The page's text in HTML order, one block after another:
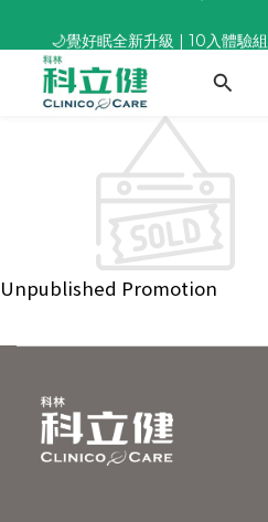
🌙覺好眠全新升級 | 10入體驗
董事長推薦保養組合｜體驗
Unpublished Promotion